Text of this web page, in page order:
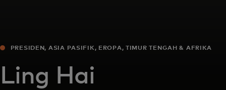
PRESIDEN, ASIA PASIFIK, EROPA, TIMUR TENGAH & AFRIKA
Ling Hai